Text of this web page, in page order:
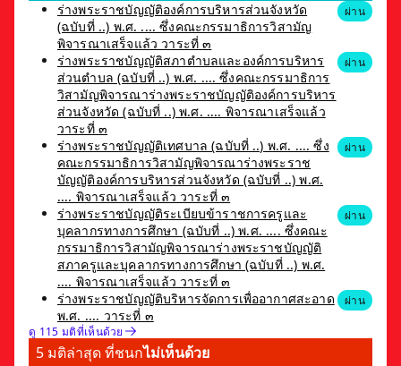
ร่างพระราชบัญญัติองค์การบริหารส่วนจังหวัด
(ฉบับที่ ..) พ.ศ. .... ซึ่งคณะกรรมาธิการวิสามัญ
พิจารณาเสร็จแล้ว วาระที่ ๓
ผ่าน
ร่างพระราชบัญญัติสภาตำบลและองค์การบริหาร
ส่วนตำบล (ฉบับที่ ..) พ.ศ. .... ซึ่งคณะกรรมาธิการ
วิสามัญพิจารณาร่างพระราชบัญญัติองค์การบริหาร
ส่วนจังหวัด (ฉบับที่ ..) พ.ศ. .... พิจารณาเสร็จแล้ว
วาระที่ ๓
ผ่าน
ร่างพระราชบัญญัติเทศบาล (ฉบับที่ ..) พ.ศ. .... ซึ่ง
คณะกรรมาธิการวิสามัญพิจารณาร่างพระราช
บัญญัติองค์การบริหารส่วนจังหวัด (ฉบับที่ ..) พ.ศ.
.... พิจารณาเสร็จแล้ว วาระที่ ๓
ผ่าน
ร่างพระราชบัญญัติระเบียบข้าราชการครูและ
บุคลากรทางการศึกษา (ฉบับที่ ..) พ.ศ. .... ซึ่งคณะ
กรรมาธิการวิสามัญพิจารณาร่างพระราชบัญญัติ
สภาครูและบุคลากรทางการศึกษา (ฉบับที่ ..) พ.ศ.
.... พิจารณาเสร็จแล้ว วาระที่ ๓
ผ่าน
ร่างพระราชบัญญัติบริหารจัดการเพื่ออากาศสะอาด
พ.ศ. .... วาระที่ ๓
ผ่าน
ดู 115 มติที่เห็นด้วย
5 มติล่าสุด ที่ชนกไม่เห็นด้วย